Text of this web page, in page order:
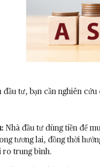
đầu tư, bạn cần nghiên
Nhà đầu tư dùng tiền để
tương lai, đồng thời
ro trung bình.